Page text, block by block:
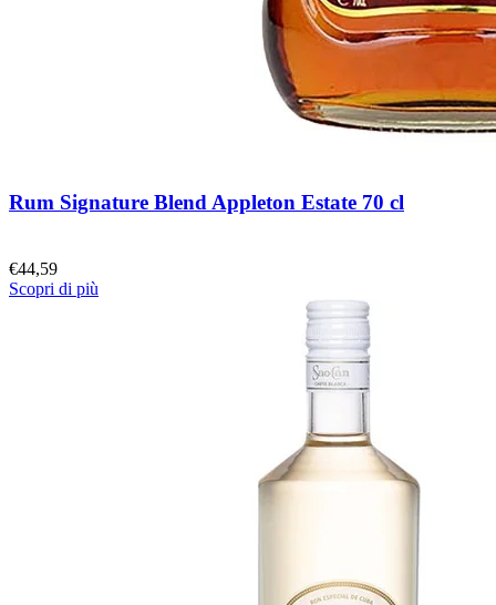
Rum Signature Blend Appleton Estate 70 cl
€44,59
Scopri di più